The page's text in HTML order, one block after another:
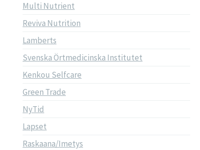
Multi Nutrient
Reviva Nutrition
Lamberts
Svenska Örtmedicinska Institutet
Kenkou Selfcare
Green Trade
NyTid
Lapset
Raskaana/Imetys